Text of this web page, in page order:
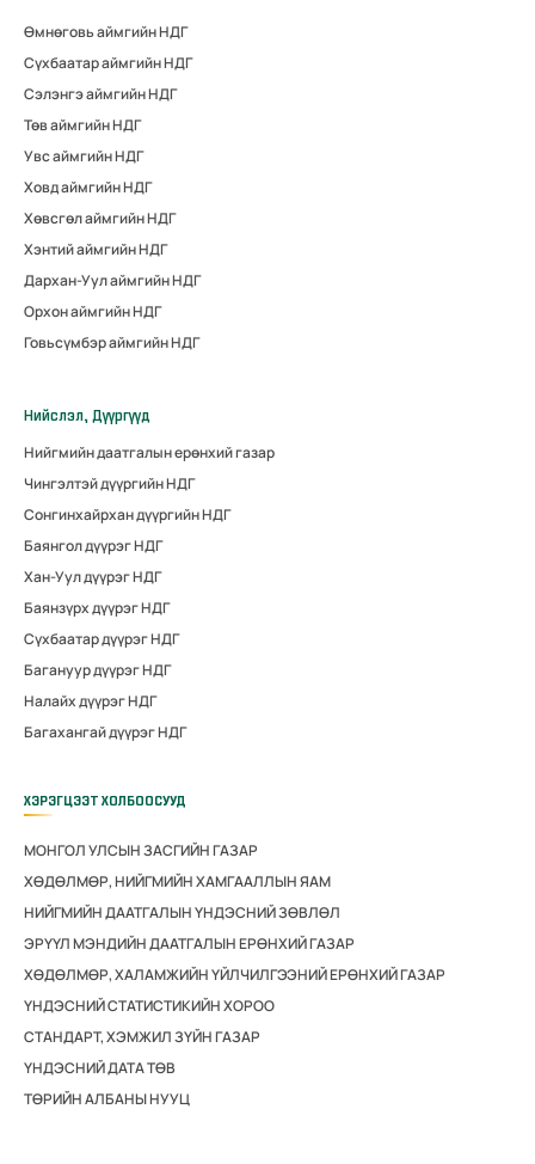
Өмнөговь аймгийн НДГ
Сүхбаатар аймгийн НДГ
Сэлэнгэ аймгийн НДГ
Төв аймгийн НДГ
Увс аймгийн НДГ
Ховд аймгийн НДГ
Хөвсгөл аймгийн НДГ
Хэнтий аймгийн НДГ
Дархан-Уул аймгийн НДГ
Орхон аймгийн НДГ
Говьсүмбэр аймгийн НДГ
Нийслэл, Дүүргүүд
Нийгмийн даатгалын ерөнхий газар
Чингэлтэй дүүргийн НДГ
Сонгинхайрхан дүүргийн НДГ
Баянгол дүүрэг НДГ
Хан-Уул дүүрэг НДГ
Баянзүрх дүүрэг НДГ
Сүхбаатар дүүрэг НДГ
Багануур дүүрэг НДГ
Налайх дүүрэг НДГ
Багахангай дүүрэг НДГ
ХЭРЭГЦЭЭТ ХОЛБООСУУД
МОНГОЛ УЛСЫН ЗАСГИЙН ГАЗАР
ХӨДӨЛМӨР, НИЙГМИЙН ХАМГААЛЛЫН ЯАМ
НИЙГМИЙН ДААТГАЛЫН ҮНДЭСНИЙ ЗӨВЛӨЛ
ЭРҮҮЛ МЭНДИЙН ДААТГАЛЫН ЕРӨНХИЙ ГАЗАР
ХӨДӨЛМӨР, ХАЛАМЖИЙН ҮЙЛЧИЛГЭЭНИЙ ЕРӨНХИЙ ГАЗАР
ҮНДЭСНИЙ СТАТИСТИКИЙН ХОРОО
СТАНДАРТ, ХЭМЖИЛ ЗҮЙН ГАЗАР
ҮНДЭСНИЙ ДАТА ТӨВ
ТӨРИЙН АЛБАНЫ НУУЦ